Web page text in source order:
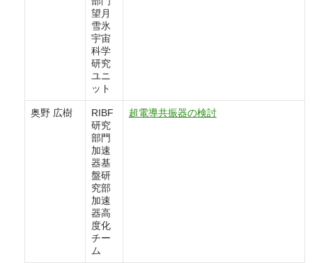
望月
雪氷
宇宙
科学
研究
ユニ
ット
奥野 広樹
RIBF
研究
部門
加速
器基
盤研
究部
加速
器高
度化
チー
ム
超電導共振器の検討